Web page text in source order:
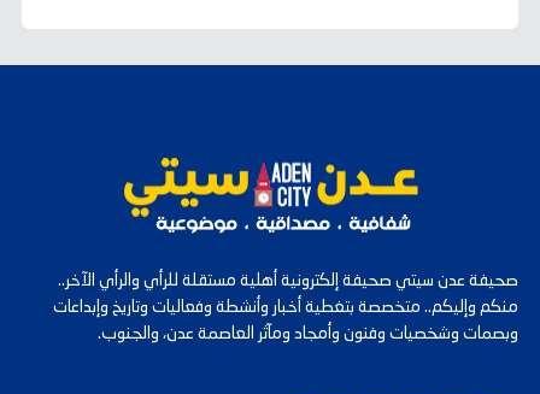
صحيفة عدن سيتي صحيفة إلكترونية أهلية مستقلة للرأي والرأي الآخر..
منكم وإليكم.. متخصصة بتغطية أخبار وأنشطة وفعاليات وتاريخ وإبداعات
وبصمات وشخصيات وفنون وأمجاد ومآثر العاصمة عدن، والجنوب.